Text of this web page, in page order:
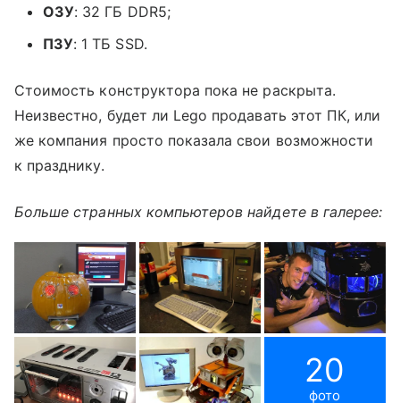
ОЗУ: 32 ГБ DDR5;
ПЗУ: 1 ТБ SSD.
Стоимость конструктора пока не раскрыта.
Неизвестно, будет ли Lego продавать этот ПК, или
же компания просто показала свои возможности
к празднику.
Больше странных компьютеров найдете в галерее:
20
фото